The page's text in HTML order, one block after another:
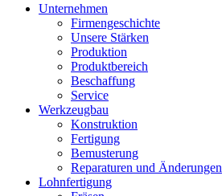
Unternehmen
Firmengeschichte
Unsere Stärken
Produktion
Produktbereich
Beschaffung
Service
Werkzeugbau
Konstruktion
Fertigung
Bemusterung
Reparaturen und Änderungen
Lohnfertigung